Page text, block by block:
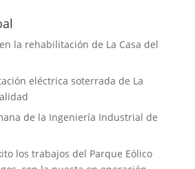
la rehabilitación de La Casa del
eléctrica soterrada de La
de la Ingeniería Industrial de
los trabajos del Parque Eólico